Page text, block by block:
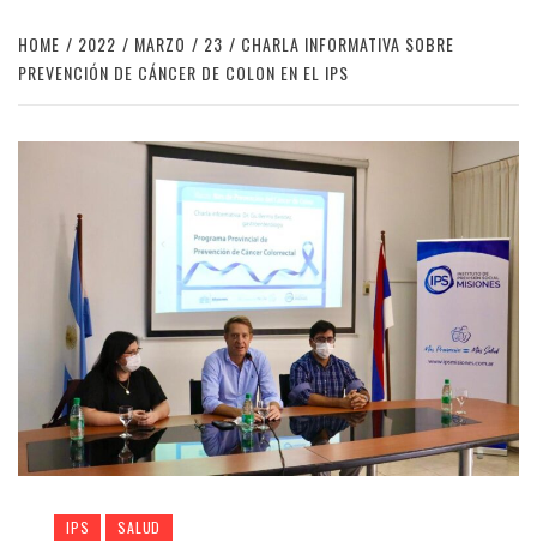
HOME 2022 MARZO 23
CHARLA INFORMATIVA SOBRE
PREVENCIÓN DE CÁNCER DE COLON EN EL IPS
IPS SALUD